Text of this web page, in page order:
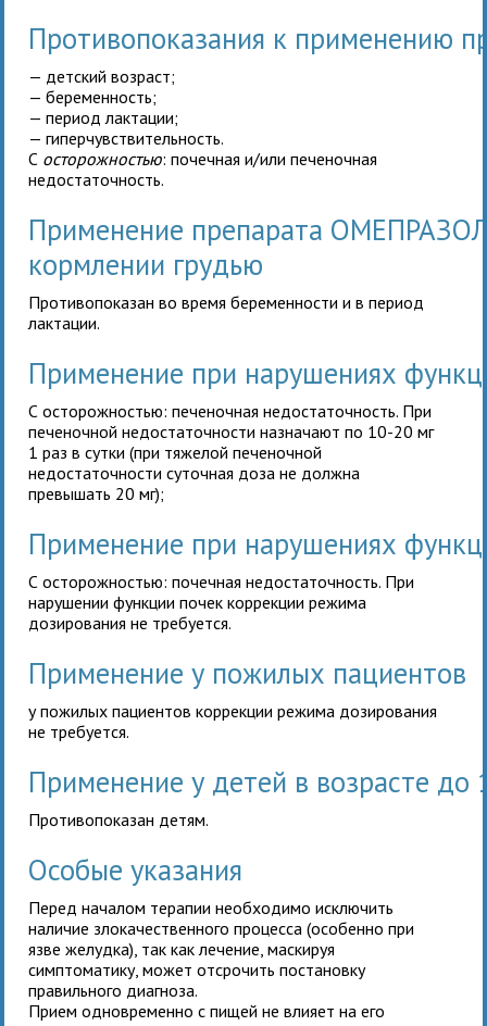
Противопоказания к применению
— детский возраст;
— беременность;
— период лактации;
— гиперчувствительность.
С осторожностью: почечная и/или печеночная
недостаточность.
Применение препарата
кормлении грудью
Противопоказан во время беременности и в период
лактации.
Применение при нарушениях
С осторожностью: печеночная недостаточность. При
печеночной недостаточности назначают по 10-20 мг
1 раз в сутки (при тяжелой печеночной
недостаточности суточная доза не должна
превышать 20 мг);
Применение при нарушениях
С осторожностью: почечная недостаточность. При
нарушении функции почек коррекции режима
дозирования не требуется.
Применение у пожилых пациентов
упожилых пациентов коррекции режима дозирования
не требуется.
Применение у детей в возрасте до
Противопоказан детям.
Особые указания
Перед началом терапии необходимо исключить
наличие злокачественного процесса (особенно при
язве желудка), так как лечение, маскируя
симптоматику, может отсрочить постановку
правильного диагноза.
Прием одновременно с пищей не влияет на его